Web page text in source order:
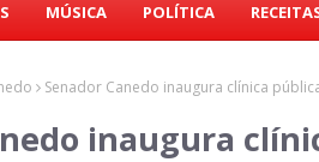
MÚSICA POLÍTICA
Senador Canedo inaugura clínica
inaugura